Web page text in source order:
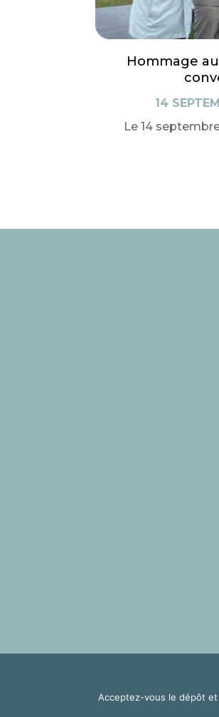
Hommage
14
Le 14
Acceptez-vous le dépôt